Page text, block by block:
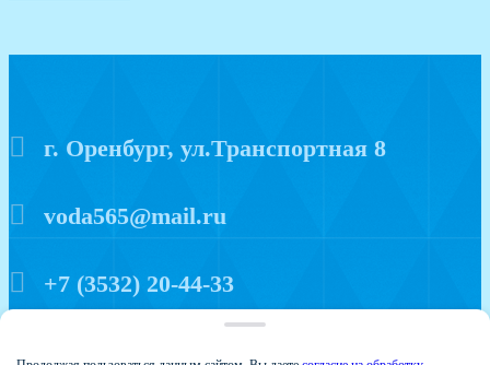
г. Оренбург, ул.Транспортная 8
voda565@mail.ru
+7 (3532) 20-44-33